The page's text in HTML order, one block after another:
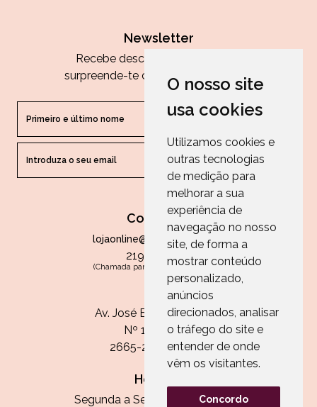
O nosso site
usa cookies
Utilizamos cookies e
outras tecnologias
de medição para
melhorar a sua
experiência de
navegação no nosso
site, de forma a
mostrar conteúdo
personalizado,
anúncios
direcionados, analisar
o tráfego do site e
entender de onde
vêm os visitantes.
Concordo
Newsletter
Recebe descontos exclusivos e
surpreende-te com as nossas dicas.
ENVIAR
Contactos
lojaonline@paperandarts.pt
219 862 836
(Chamada para a rede fixa nacional)
Loja
Av. José Batista Antunes
Nº 11, Loja 10
2665-236 Malveira
Horário:
Segunda a Sexta das 13h às 20h